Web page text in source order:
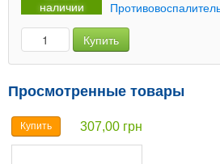
наличии
Купить
Просмотренные товары
Купить 307,00 грн